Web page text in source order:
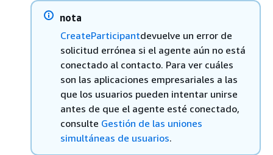
nota
CreateParticipantdevuelve un error de
solicitud errónea si el agente aún no está
conectado al contacto. Para ver cuáles
son las aplicaciones empresariales a las
que los usuarios pueden intentar unirse
antes de que el agente esté conectado,
consulte Gestión de las uniones
simultáneas de usuarios.